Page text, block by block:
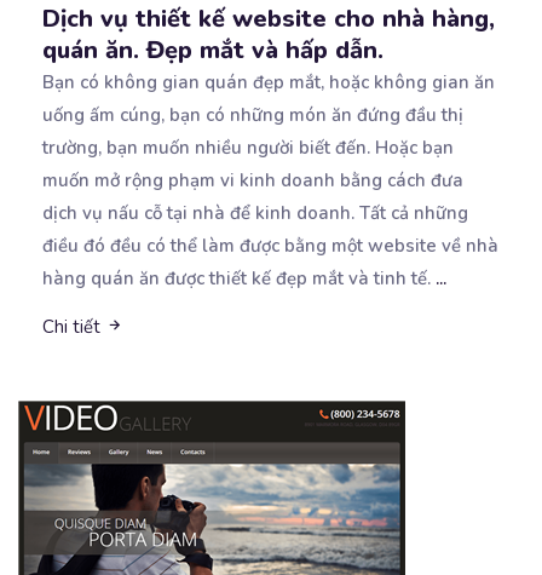
Dịch vụ thiết kế website cho nhà hàng,
quán ăn. Đẹp mắt và hấp dẫn.
Bạn có không gian quán đẹp mắt, hoặc không gian ăn
uống ấm cúng, bạn có những món ăn đứng đầu thị
trường, bạn muốn nhiều người biết đến. Hoặc bạn
muốn mở rộng phạm vi kinh doanh bằng cách đưa
dịch vụ nấu cỗ tại nhà để kinh doanh. Tất cả những
điều đó đều có thể làm được bằng một website về nhà
hàng quán ăn được thiết kế đẹp mắt và tinh tế. ...
Chi tiết